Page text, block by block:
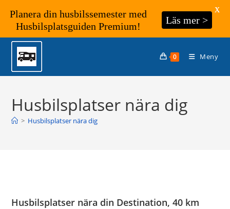
Hoppa
innehållet
0 Meny
Husbilsplatser nära dig
> Husbilsplatser nära dig
Husbilsplatser nära din Destination, 40 km
Planera din husbilssemester med
Husbilsplatsguiden Premium!
Läs mer >
X